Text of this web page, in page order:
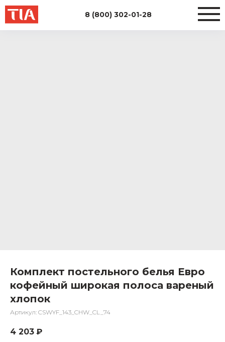
8 (800) 302-01-28
Комплект постельного белья Евро
кофейный широкая полоса вареный
хлопок
Артикул: CSWYF_143_CHW_CL_74
4 203 ₽